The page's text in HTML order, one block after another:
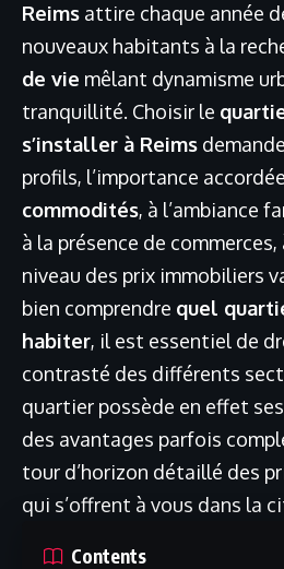
Reims attire chaque année
nouveaux habitants à la
de vie mêlant dynamisme
tranquillité. Choisir le
s’installer à Reims
profils, l’importance
commodités, à l’ambiance
à la présence de
niveau des prix immobiliers
bien comprendre quel
habiter, il est essentiel de
contrasté des différents
quartier possède en effet
des avantages parfois
tour d’horizon détaillé des
qui s’offrent à vous dans la
Contents